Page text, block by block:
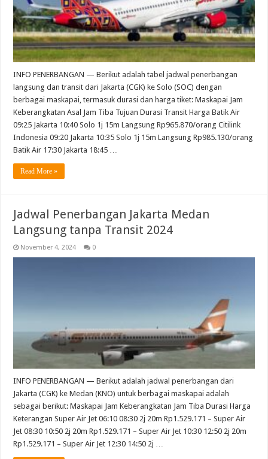
INFO PENERBANGAN — Berikut adalah tabel jadwal penerbangan
langsung dan transit dari Jakarta (CGK) ke Solo (SOC) dengan
berbagai maskapai, termasuk durasi dan harga tiket: Maskapai Jam
Keberangkatan Asal Jam Tiba Tujuan Durasi Transit Harga Batik Air
09:25 Jakarta 10:40 Solo 1j 15m Langsung Rp965.870/orang Citilink
Indonesia 09:20 Jakarta 10:35 Solo 1j 15m Langsung Rp985.130/orang
Batik Air 17:30 Jakarta 18:45 …
Read More »
Jadwal Penerbangan Jakarta Medan
Langsung tanpa Transit 2024
November 4, 2024 0
INFO PENERBANGAN — Berikut adalah jadwal penerbangan dari
Jakarta (CGK) ke Medan (KNO) untuk berbagai maskapai adalah
sebagai berikut: Maskapai Jam Keberangkatan Jam Tiba Durasi Harga
Keterangan Super Air Jet 06:10 08:30 2j 20m Rp1.529.171 – Super Air
Jet 08:30 10:50 2j 20m Rp1.529.171 – Super Air Jet 10:30 12:50 2j 20m
Rp1.529.171 – Super Air Jet 12:30 14:50 2j …